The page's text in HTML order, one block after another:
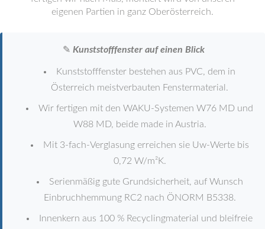
eigenen Partien in ganz Oberösterreich.
✎ Kunststofffenster auf einen Blick
Kunststofffenster bestehen aus PVC, dem in
Österreich meistverbauten Fenstermaterial.
Wir fertigen mit den WAKU-Systemen W76 MD und
W88 MD, beide made in Austria.
Mit 3-fach-Verglasung erreichen sie Uw-Werte bis
0,72 W/m²K.
Serienmäßig gute Grundsicherheit, auf Wunsch
Einbruchhemmung RC2 nach ÖNORM B5338.
Innenkern aus 100 % Recyclingmaterial und bleifreie